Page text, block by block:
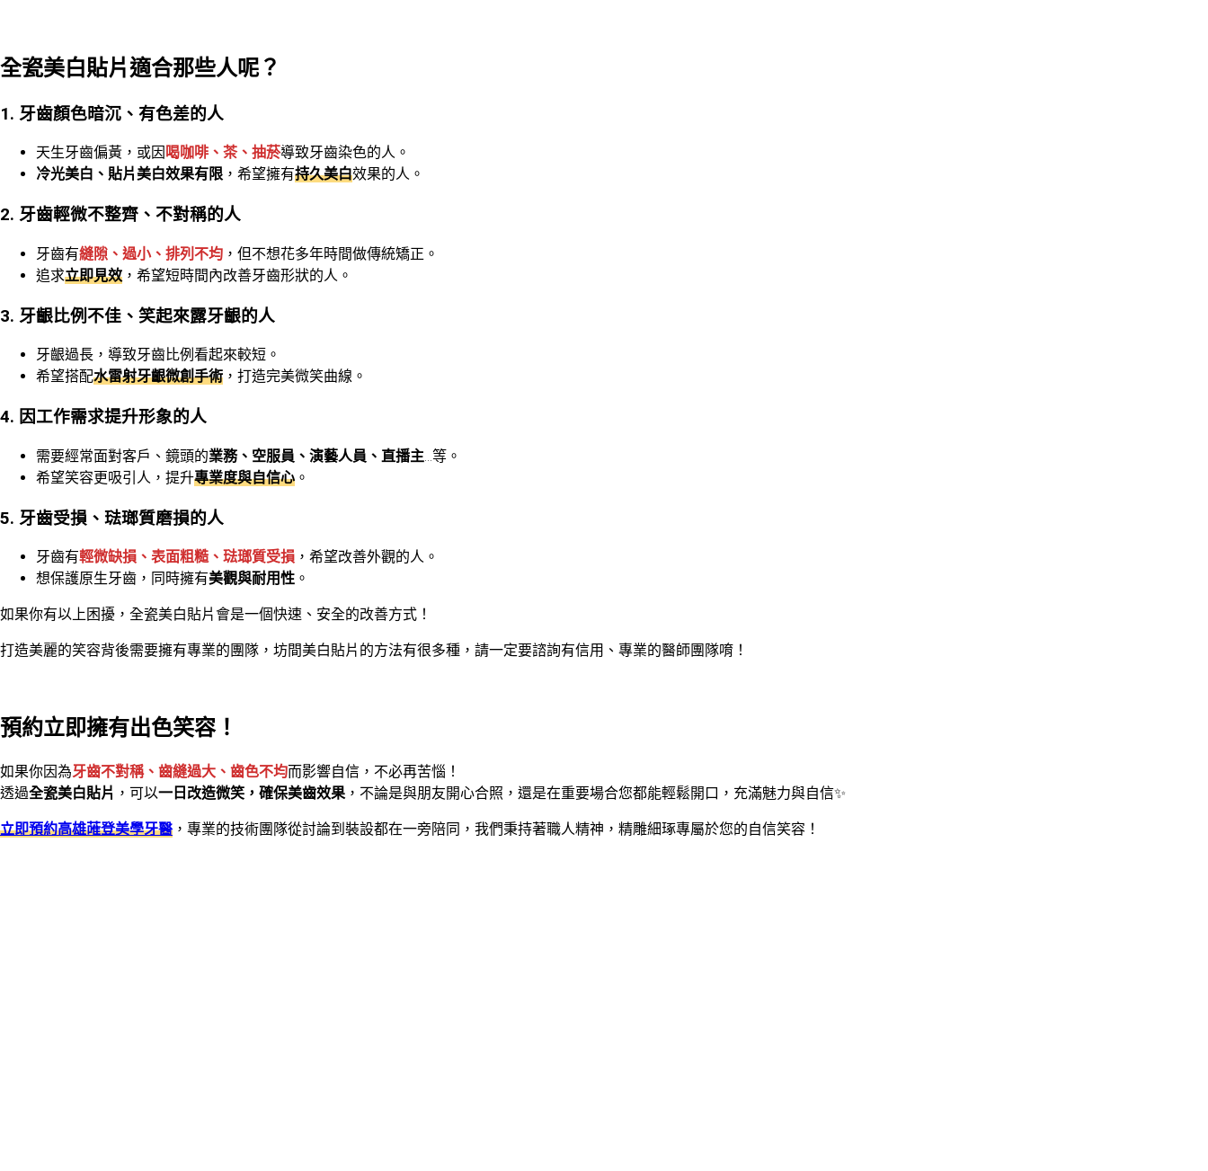
全瓷美白貼片適合那些人呢？
1. 牙齒顏色暗沉、有色差的人
天生牙齒偏黃，或因 喝咖啡、茶、抽菸導致牙齒染色的人。
冷光美白、貼片美白效果有限 ，希望擁有持久美白效果的人。
2. 牙齒輕微不整齊、不對稱的人
牙齒有縫隙、過小、排列不均 ，但不想花多年時間做傳統矯正。
追求立即見效 ，希望短時間內改善牙齒形狀的人。
3. 牙齦比例不佳、笑起來露牙齦的人
牙齦過長，導致牙齒比例看起來較短。
希望搭配水雷射牙齦微創手術 ，打造完美微笑曲線。
4. 因工作需求提升形象的人
需要經常面對客戶、鏡頭的業務、空服員、演藝人員、直播主 …等。
希望笑容更吸引人，提升專業度與自信心 。
5. 牙齒受損、琺瑯質磨損的人
牙齒有輕微缺損、表面粗糙、琺瑯質受損 ，希望改善外觀的人。
想保護原生牙齒，同時擁有美觀與耐用性 。
如果你有以上困擾，全瓷美白貼片會是一個快速、安全的改善方式！
打造美麗的笑容背後需要擁有專業的團隊，坊間美白貼片的方法有很多種，請一定要諮詢有信用、專業的醫師團隊唷！
預約立即擁有出色笑容！
如果你因為牙齒不對稱、齒縫過大、齒色不均而影響自信，不必再苦惱！
透過全瓷美白貼片 ，可以一日改造微笑，確保美齒效果，不論是與朋友開心合照，還是在重要場合您都能輕鬆開口，充滿魅力與自信✨
立即預約高雄蓶登美學牙醫 ，專業的技術團隊從討論到裝設都在一旁陪同，我們秉持著職人精神，精雕細琢專屬於您的自信笑容！